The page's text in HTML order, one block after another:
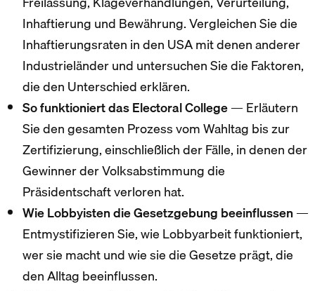
Inhaftierung und Bewährung. Vergleichen Sie die
Inhaftierungsraten in den USA mit denen anderer
Industrieländer und untersuchen Sie die Faktoren,
die den Unterschied erklären.
So funktioniert das Electoral College— Erläutern
Sie den gesamten Prozess vom Wahltag bis zur
Zertifizierung, einschließlich der Fälle, in denen der
Gewinner der Volksabstimmung die
Präsidentschaft verloren hat.
Wie Lobbyisten die Gesetzgebung beeinflussen —
Entmystifizieren Sie, wie Lobbyarbeit funktioniert,
wer sie macht und wie sie die Gesetze prägt, die
den Alltag beeinflussen.